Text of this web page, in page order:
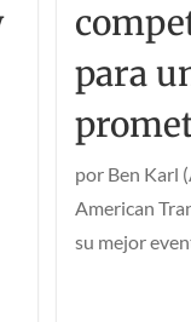
para
por Ben Karl
American
su mejor